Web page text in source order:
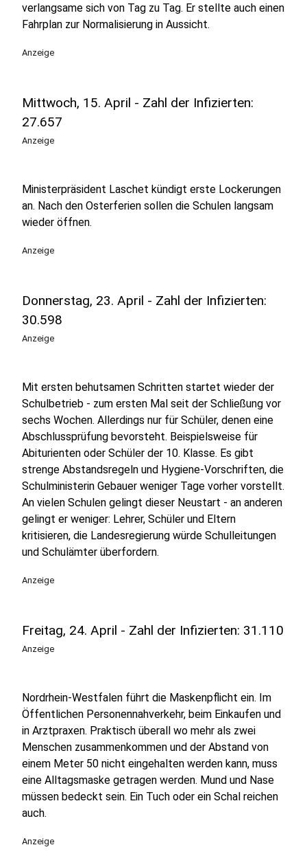
verlangsame sich von Tag zu Tag. Er stellte auch einen
Fahrplan zur Normalisierung in Aussicht.
Anzeige
Mittwoch, 15. April - Zahl der Infizierten:
27.657
Anzeige
Ministerpräsident Laschet kündigt erste Lockerungen
an. Nach den Osterferien sollen die Schulen langsam
wieder öffnen.
Anzeige
Donnerstag, 23. April - Zahl der Infizierten:
30.598
Anzeige
Mit ersten behutsamen Schritten startet wieder der
Schulbetrieb - zum ersten Mal seit der Schließung vor
sechs Wochen. Allerdings nur für Schüler, denen eine
Abschlussprüfung bevorsteht. Beispielsweise für
Abiturienten oder Schüler der 10. Klasse. Es gibt
strenge Abstandsregeln und Hygiene-Vorschriften, die
Schulministerin Gebauer weniger Tage vorher vorstellt.
An vielen Schulen gelingt dieser Neustart - an anderen
gelingt er weniger: Lehrer, Schüler und Eltern
kritisieren, die Landesregierung würde Schulleitungen
und Schulämter überfordern.
Anzeige
Freitag, 24. April - Zahl der Infizierten: 31.110
Anzeige
Nordrhein-Westfalen führt die Maskenpflicht ein. Im
Öffentlichen Personennahverkehr, beim Einkaufen und
in Arztpraxen. Praktisch überall wo mehr als zwei
Menschen zusammenkommen und der Abstand von
einem Meter 50 nicht eingehalten werden kann, muss
eine Alltagsmaske getragen werden. Mund und Nase
müssen bedeckt sein. Ein Tuch oder ein Schal reichen
auch.
Anzeige